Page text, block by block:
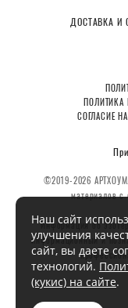
ДОСТАВКА И
ПОЛИТИКА
СОГЛАСИЕ
©2019-2026
материалов с
Информация об
информационный и
Наш сайт
улучшения
сайт, вы даете
технологий.
(кукис) на сайте.